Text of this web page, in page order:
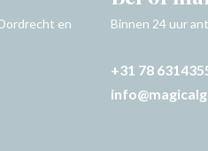
en
Binnen 24 uur
+31 78